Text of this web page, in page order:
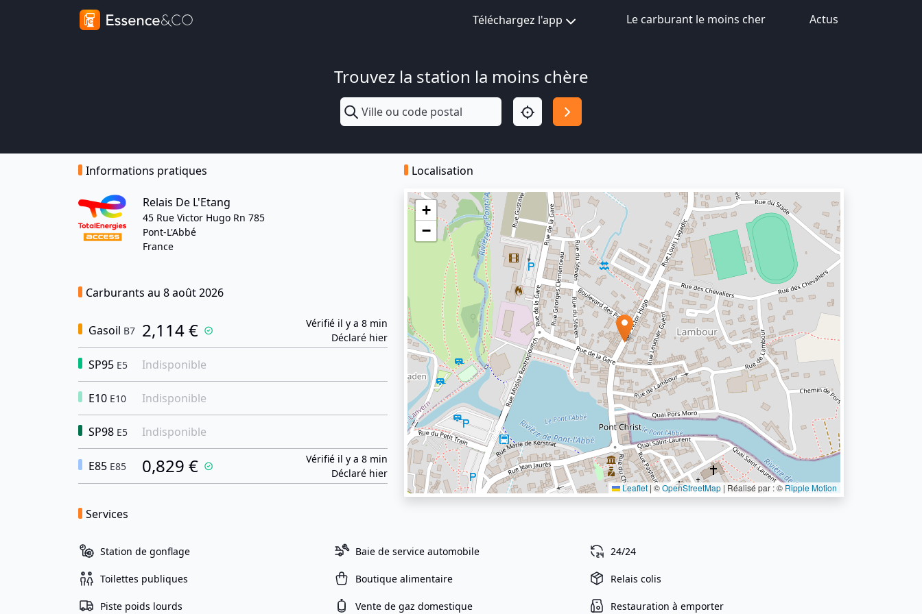
Téléchargez l'app Le carburant le moins cher Actus
Trouvez la station la moins chère
Informations pratiques
Relais De L'Etang
45 Rue Victor Hugo Rn 785
Pont-L'Abbé
France
Carburants au 8 août 2026
Gasoil B7 2,114 €
Vérifié il y a 8 min
Déclaré hier
SP95 E5 Indisponible
E10 E10 Indisponible
SP98 E5 Indisponible
E85 E85 0,829 €
Vérifié il y a 8 min
Déclaré hier
Localisation
+
−
Leaflet | ©OpenStreetMap | Réalisé par : © Ripple Motion
Services
Station de gonflage Baie de service automobile 24/24
Toilettes publiques Boutique alimentaire Relais colis
Piste poids lourds Vente de gaz domestique Restauration à emporter